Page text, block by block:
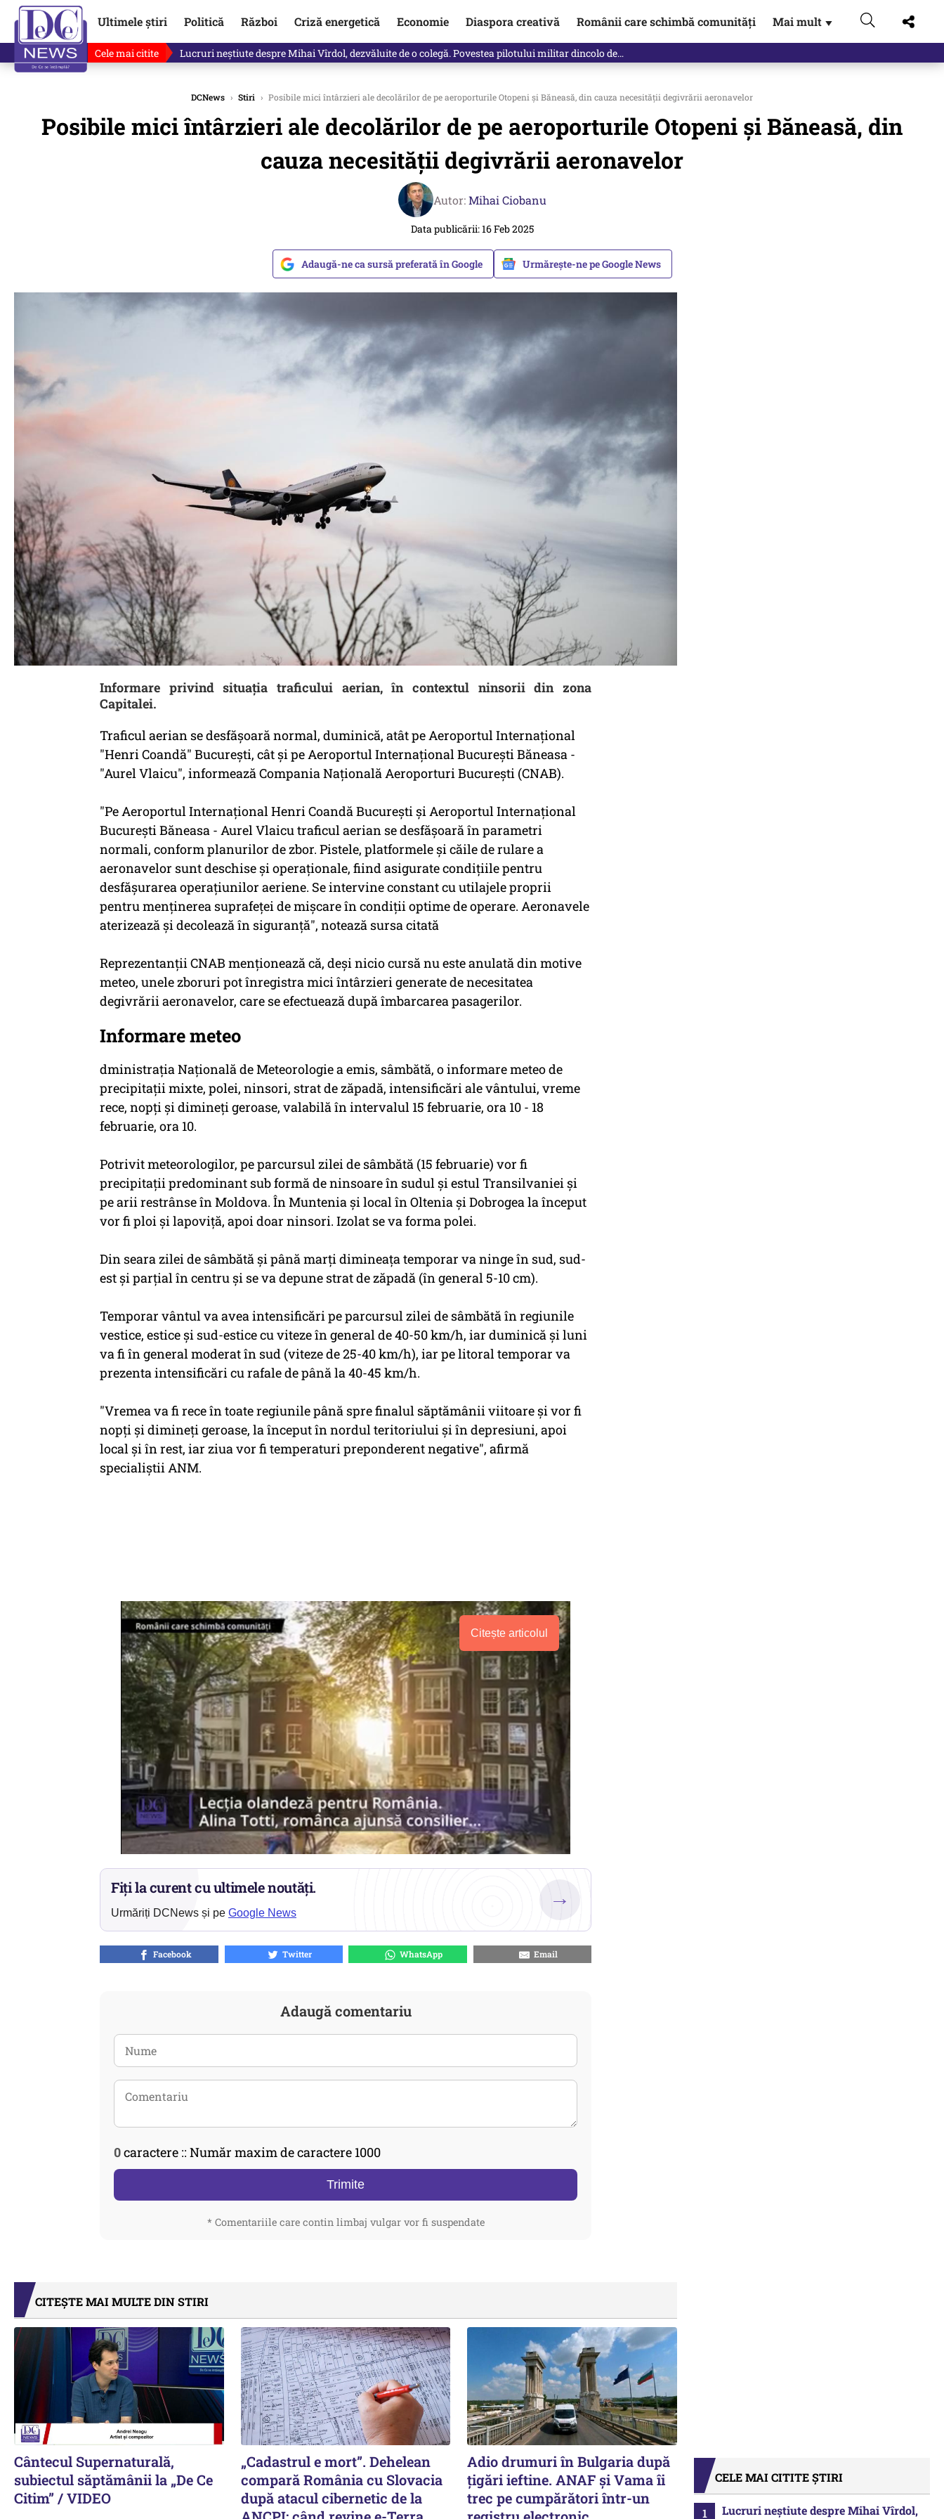
Ultimele știri Politică Război Criză energetică Economie Diaspora creativă Românii care schimbă comunități Mai mult ▼
Cele mai citite „Mă uit și sper să nu fie adevărat ce se întâmplă!“ Propunerea Oanei Gheorghiu care l-a uluit pe Eugen…
DCNews › Stiri › Posibile mici întârzieri ale decolărilor de pe aeroporturile Otopeni şi Băneasă, din cauza necesităţii degivrării aeronavelor
Posibile mici întârzieri ale decolărilor de pe aeroporturile Otopeni şi Băneasă, din
cauza necesităţii degivrării aeronavelor
Autor:Mihai Ciobanu
Data publicării: 16 Feb 2025
Adaugă-ne ca sursă preferată în Google Urmărește-ne pe Google News
Informare privind situaţia traficului aerian, în contextul ninsorii din zona
Capitalei.
Traficul aerian se desfăşoară normal, duminică, atât pe Aeroportul Internaţional
"Henri Coandă" Bucureşti, cât şi pe Aeroportul Internaţional Bucureşti Băneasa -
"Aurel Vlaicu", informează Compania Naţională Aeroporturi Bucureşti (CNAB).
"Pe Aeroportul Internaţional Henri Coandă Bucureşti şi Aeroportul Internaţional
Bucureşti Băneasa - Aurel Vlaicu traficul aerian se desfăşoară în parametri
normali, conform planurilor de zbor. Pistele, platformele şi căile de rulare a
aeronavelor sunt deschise şi operaţionale, fiind asigurate condiţiile pentru
desfăşurarea operaţiunilor aeriene. Se intervine constant cu utilajele proprii
pentru menţinerea suprafeţei de mişcare în condiţii optime de operare. Aeronavele
aterizează şi decolează în siguranţă", notează sursa citată
Reprezentanţii CNAB menţionează că, deşi nicio cursă nu este anulată din motive
meteo, unele zboruri pot înregistra mici întârzieri generate de necesitatea
degivrării aeronavelor, care se efectuează după îmbarcarea pasagerilor.
Informare meteo
dministraţia Naţională de Meteorologie a emis, sâmbătă, o informare meteo de
precipitaţii mixte, polei, ninsori, strat de zăpadă, intensificări ale vântului, vreme
rece, nopţi şi dimineţi geroase, valabilă în intervalul 15 februarie, ora 10 - 18
februarie, ora 10.
Potrivit meteorologilor, pe parcursul zilei de sâmbătă (15 februarie) vor fi
precipitaţii predominant sub formă de ninsoare în sudul şi estul Transilvaniei şi
pe arii restrânse în Moldova. În Muntenia şi local în Oltenia şi Dobrogea la început
vor fi ploi şi lapoviţă, apoi doar ninsori. Izolat se va forma polei.
Din seara zilei de sâmbătă şi până marţi dimineaţa temporar va ninge în sud, sud-
est şi parţial în centru şi se va depune strat de zăpadă (în general 5-10 cm).
Temporar vântul va avea intensificări pe parcursul zilei de sâmbătă în regiunile
vestice, estice şi sud-estice cu viteze în general de 40-50 km/h, iar duminică şi luni
va fi în general moderat în sud (viteze de 25-40 km/h), iar pe litoral temporar va
prezenta intensificări cu rafale de până la 40-45 km/h.
"Vremea va fi rece în toate regiunile până spre finalul săptămânii viitoare şi vor fi
nopţi şi dimineţi geroase, la început în nordul teritoriului şi în depresiuni, apoi
local şi în rest, iar ziua vor fi temperaturi preponderent negative", afirmă
specialiştii ANM.
Citește articolul
Fiți la curent cu ultimele noutăți.
Urmăriți DCNews și pe Google News
→
Facebook Twitter WhatsApp Email
Adaugă comentariu
0caractere :: Număr maxim de caractere 1000
Trimite
* Comentariile care contin limbaj vulgar vor fi suspendate
CITEȘTE MAI MULTE DIN STIRI
Cântecul Supernaturală,
subiectul săptămânii la „De Ce
Citim” / VIDEO
„Cadastrul e mort”. Dehelean
compară România cu Slovacia
după atacul cibernetic de la
Adio drumuri în Bulgaria după
țigări ieftine. ANAF și Vama îi
trec pe cumpărători într-un
CELE MAI CITITE ȘTIRI
Lucruri neștiute despre Mihai Vîrdol,